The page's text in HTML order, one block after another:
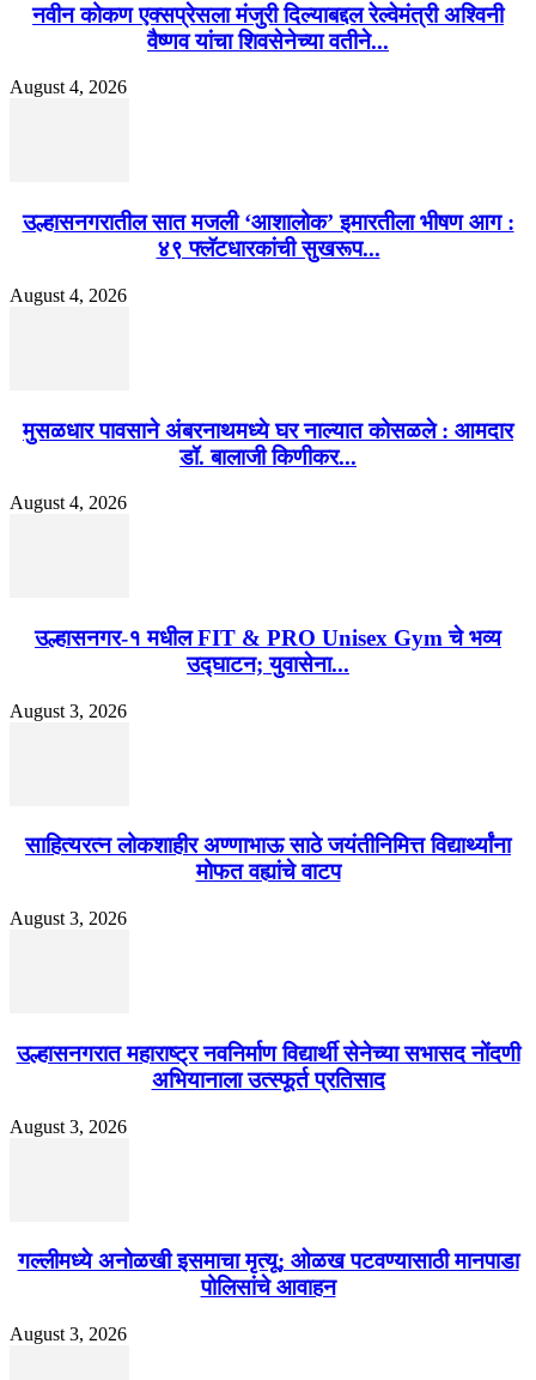
नवीन कोकण एक्सप्रेसला मंजुरी दिल्याबद्दल रेल्वेमंत्री अश्विनी
वैष्णव यांचा शिवसेनेच्या वतीने...
August 4, 2026
उल्हासनगरातील सात मजली ‘आशालोक’ इमारतीला भीषण आग :
४९ फ्लॅटधारकांची सुखरूप...
August 4, 2026
मुसळधार पावसाने अंबरनाथमध्ये घर नाल्यात कोसळले : आमदार
डॉ. बालाजी किणीकर...
August 4, 2026
उल्हासनगर-१ मधील FIT & PRO Unisex Gym चे भव्य
उद्घाटन; युवासेना...
August 3, 2026
साहित्यरत्न लोकशाहीर अण्णाभाऊ साठे जयंतीनिमित्त विद्यार्थ्यांना
मोफत वह्यांचे वाटप
August 3, 2026
उल्हासनगरात महाराष्ट्र नवनिर्माण विद्यार्थी सेनेच्या सभासद नोंदणी
अभियानाला उत्स्फूर्त प्रतिसाद
August 3, 2026
गल्लीमध्ये अनोळखी इसमाचा मृत्यू; ओळख पटवण्यासाठी मानपाडा
पोलिसांचे आवाहन
August 3, 2026